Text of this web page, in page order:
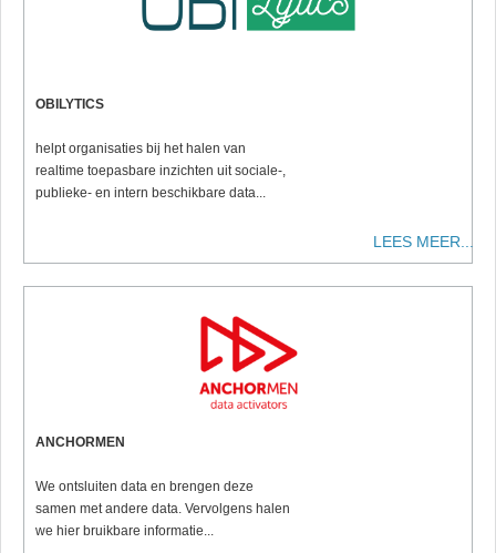
OBILYTICS
helpt organisaties bij het halen van
realtime toepasbare inzichten uit sociale-,
publieke- en intern beschikbare data...
LEES MEER...
ANCHORMEN
We ontsluiten data en brengen deze
samen met andere data. Vervolgens halen
we hier bruikbare informatie...